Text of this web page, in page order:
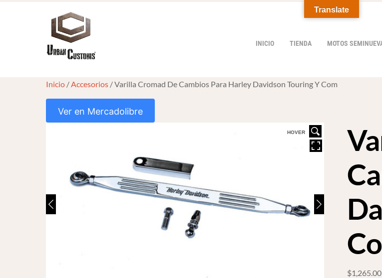
INICIO TIENDA MOTOS
Inicio /Accesorios / Varilla Cromad De Cambios Para Harley Davidson Touring Y Com
Ver en Mercadolibre
HOVER
$1,265.00
Translate